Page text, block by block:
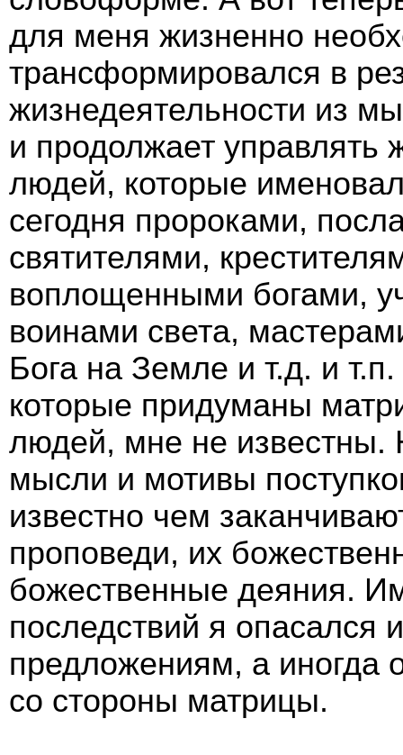
для меня жизненно
трансформировался в
жизнедеятельности из
и продолжает управлять
людей, которые
сегодня пророками,
святителями,
воплощенными богами,
воинами света,
Бога на Земле и т.д. и
которые придуманы
людей, мне не
мысли и мотивы
известно чем
проповеди, их
божественные деяния.
последствий я опасался
предложениям, а иногда
со стороны матрицы.